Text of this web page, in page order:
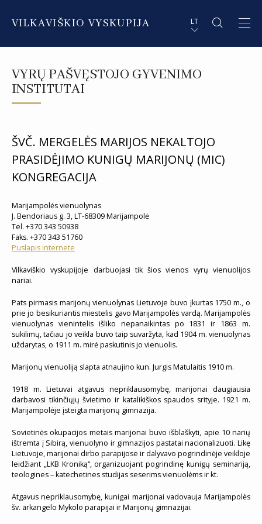
VILKAVIŠKIO VYSKUPIJA LT
DVASININKAI
DEKANATAI IR PARAPIJOS
PAŠVĘSTAS GYVENIMAS
VYRŲ PAŠVĘSTOJO GYVENIMO
INSTITUTAI
ŠVČ. MERGELĖS MARIJOS NEKALTOJO
PRASIDĖJIMO KUNIGŲ MARIJONŲ (MIC)
KONGREGACIJA
Marijampolės vienuolynas
J. Bendoriaus g. 3, LT-68309 Marijampolė
Tel. +370 343 50938
Faks. +370 343 51760
Puslapis internete
Vilkaviškio vyskupijoje darbuojasi tik šios vienos vyrų vienuolijos
nariai.
Pats pirmasis marijonų vienuolynas Lietuvoje buvo įkurtas 1750 m., o
prie jo besikuriantis miestelis gavo Marijampolės vardą. Marijampolės
vienuolynas vienintelis išliko nepanaikintas po 1831 ir 1863 m.
sukilimų, tačiau jo veikla buvo taip suvaržyta, kad 1904 m. vienuolynas
uždarytas, o 1911 m. mirė paskutinis jo vienuolis.
Marijonų vienuoliją slapta atnaujino kun. Jurgis Matulaitis 1910 m.
1918 m. Lietuvai atgavus nepriklausomybę, marijonai daugiausia
darbavosi tikinčiųjų švietimo ir katalikiškos spaudos srityje. 1921 m.
Marijampolėje įsteigta marijonų gimnazija.
Sovietinės okupacijos metais marijonai buvo išblaškyti, apie 10 narių
ištremta į Sibirą, vienuolyno ir gimnazijos pastatai nacionalizuoti. Likę
Lietuvoje, marijonai dirbo parapijose ir dalyvavo pogrindinėje veikloje
leidžiant „LKB Kroniką“, organizuojant pogrindinę kunigų seminariją,
teologines – katechetines studijas seserims vienuolėms ir kt.
Atgavus nepriklausomybę, kunigai marijonai vadovauja Marijampolės
šv. arkangelo Mykolo parapijai ir Marijonų gimnazijai.